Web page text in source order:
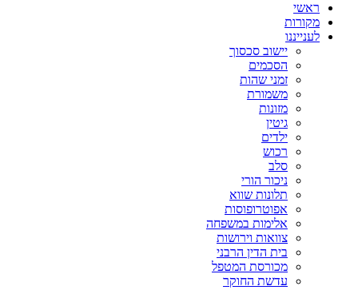
ראשי
מקורות
לענייננו
יישוב סכסוך
הסכמים
זמני שהות
משמורת
מזונות
גיטין
ילדים
רכוש
סלב
ניכור הורי
תלונות שווא
אפוטרופוסות
אלימות במשפחה
צוואות וירושות
בית הדין הרבני
מכורסת המטפל
עדשת החוקר